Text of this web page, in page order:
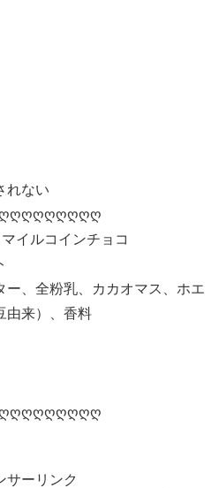
れない
イルコインチョコ
ー、全粉乳、カカオマス、ホエ
由来）、香料
サーリンク